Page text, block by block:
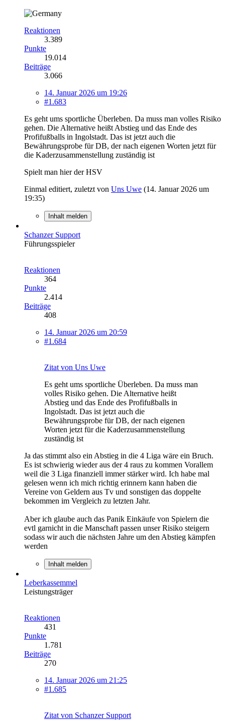
Reaktionen
3.389
Punkte
19.014
Beiträge
3.066
14. Januar 2026 um 19:26
#1.683
Es geht ums sportliche Überleben. Da muss man volles Risiko
gehen. Die Alternative heißt Abstieg und das Ende des
Profifußballs in Ingolstadt. Das ist jetzt auch die
Bewährungsprobe für DB, der nach eigenen Worten jetzt für
die Kaderzusammenstellung zuständig ist
Spielt man hier der HSV
Einmal editiert, zuletzt von Uns Uwe (14. Januar 2026 um
19:35)
Inhalt melden
Schanzer Support
Führungsspieler
Reaktionen
364
Punkte
2.414
Beiträge
408
14. Januar 2026 um 20:59
#1.684
Zitat von Uns Uwe
Es geht ums sportliche Überleben. Da muss man
volles Risiko gehen. Die Alternative heißt
Abstieg und das Ende des Profifußballs in
Ingolstadt. Das ist jetzt auch die
Bewährungsprobe für DB, der nach eigenen
Worten jetzt für die Kaderzusammenstellung
zuständig ist
Ja das stimmt also ein Abstieg in die 4 Liga wäre ein Bruch.
Es ist schwierig wieder aus der 4 raus zu kommen Vorallem
weil die 3 Liga finanziell immer stärker wird. Ich habe mal
gelesen wenn ich mich richtig erinnern kann haben die
Vereine von Geldern aus Tv und sonstigen das doppelte
bekommen im Vergleich zu letzten Jahr.
Aber ich glaube auch das Panik Einkäufe von Spielern die
evtl garnicht in die Manschaft passen unser Risiko steigern
sodass wir auch die nächsten Jahre um den Abstieg kämpfen
werden
Inhalt melden
Leberkassemmel
Leistungsträger
Reaktionen
431
Punkte
1.781
Beiträge
270
14. Januar 2026 um 21:25
#1.685
Zitat von Schanzer Support